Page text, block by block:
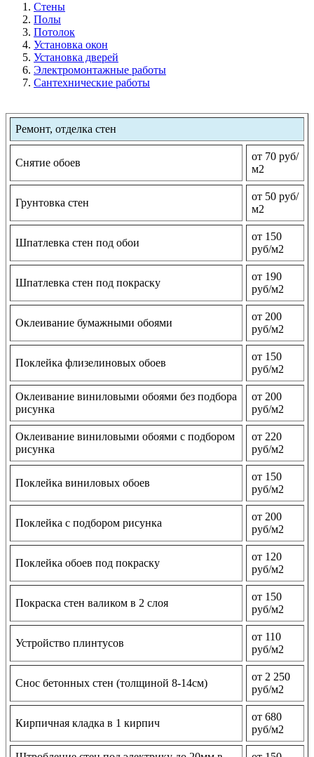
Стены
Полы
Потолок
Установка окон
Установка дверей
Электромонтажные работы
Сантехнические работы
Ремонт, отделка стен
Снятие обоев
от 70 руб/
м2
Грунтовка стен
от 50 руб/
м2
Шпатлевка стен под обои
от 150
руб/м2
Шпатлевка стен под покраску
от 190
руб/м2
Оклеивание бумажными обоями
от 200
руб/м2
Поклейка флизелиновых обоев
от 150
руб/м2
Оклеивание виниловыми обоями без подбора
рисунка
от 200
руб/м2
Оклеивание виниловыми обоями с подбором
рисунка
от 220
руб/м2
Поклейка виниловых обоев
от 150
руб/м2
Поклейка с подбором рисунка
от 200
руб/м2
Поклейка обоев под покраску
от 120
руб/м2
Покраска стен валиком в 2 слоя
от 150
руб/м2
Устройство плинтусов
от 110
руб/м2
Снос бетонных стен (толщиной 8-14см)
от 2 250
руб/м2
Кирпичная кладка в 1 кирпич
от 680
руб/м2